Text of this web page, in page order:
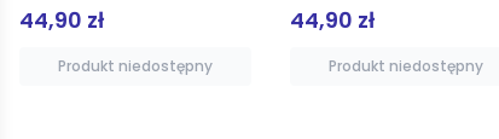
44,90 zł
Produkt niedostępny
39,92 zł
Dodaj do koszyka